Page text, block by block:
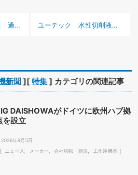
技術が一堂 次の記事 :
ユーテック 水性切削液「アクアブルー」を実用化へ
新聞 ][特集 ] カテゴリの関連記事
DAISHOWAがドイツに欧州ハブ拠
を設立
2026年8月5日
ニュース
メーカー 会社移転・新設 工作用機器